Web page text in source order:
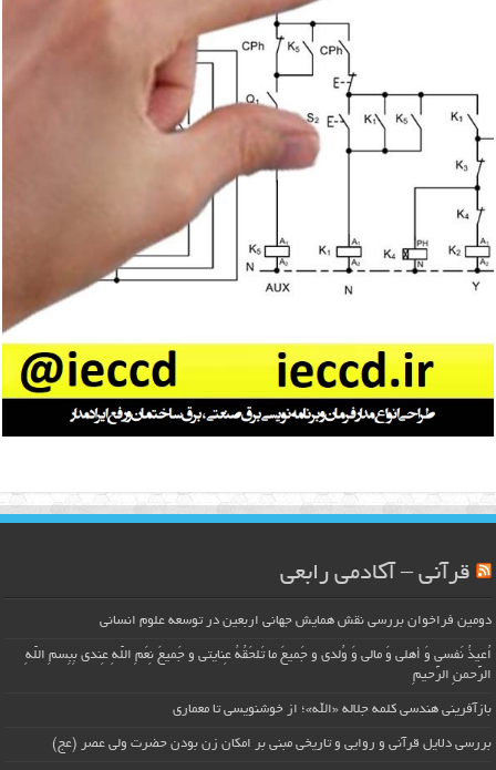
قرآنی – آکادمی رابعی
دومین فراخوان بررسی نقش همایش جهانی اربعین در توسعه علوم انسانی
اُعیذُ نَفسی وَ أهلی وَ مالی وَ وُلدی و جَمیعَ ما تَلحَقُهُ عِنایتی و جَمیعَ نِعَمِ اللّهِ عِندی بِبِسمِ اللّهِ
الرَّحمنِ الرَّحیمِ
بازآفرینی هندسی کلمه جلاله «الله»؛ از خوشنویسی تا معماری
بررسی دلایل قرآنی و روایی و تاریخی مبنی بر امکان زن بودن حضرت ولی عصر (عج)